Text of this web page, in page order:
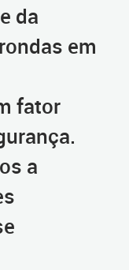
da
em
fator
a